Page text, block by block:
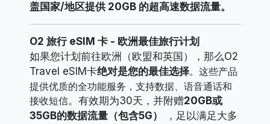
盖国家/地区提供 20GB 的超高速数据流量。
O2 旅行 eSIM 卡 - 欧洲最佳旅行计划
如果您计划前往欧洲（欧盟和英国），那么O2
Travel eSIM卡绝对是您的最佳选择。这些产品
提供优质的全功能服务，支持数据、语音通话和
接收短信。有效期为30天，并附赠20GB或
35GB的数据流量 （包含5G）
，足以满足大多